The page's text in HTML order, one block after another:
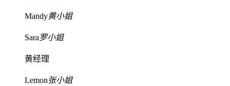
Mandy黄小姐
Sara罗小姐
黄经理
Lemon张小姐